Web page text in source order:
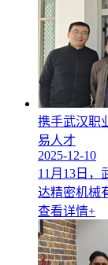
携手武汉职
易人才
2025-12-10
11月13日，
达精密机械
查看详情+